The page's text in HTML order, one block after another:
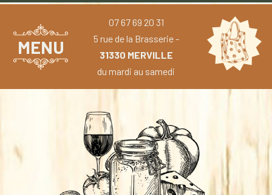
MENU
07 67 69 20 31
5 rue de la Brasserie -
31330 MERVILLE
du mardi au samedi